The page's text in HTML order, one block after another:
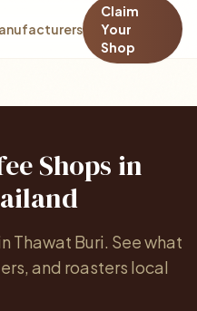
Claim
Your
Shop
Shops in
Thawat Buri. See what
and roasters local